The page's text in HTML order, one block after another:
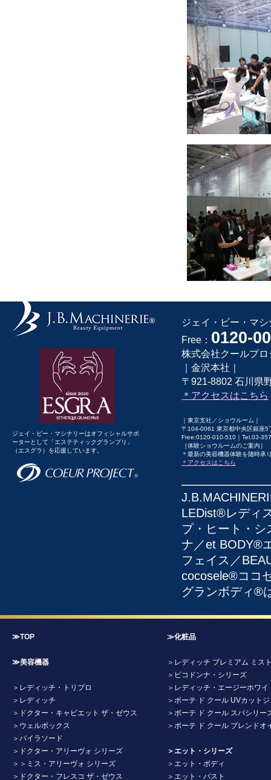
ジェイ・ビー・マシナリーはオフィシャルサポ
ーターとして「エステティックグランプリ」
（エスグラ）を応援しています。
ジェイ・ビー・マ
Free： 0120-
株式会社クールプ
｜金沢本社｜
〒921-8802 石川県
＊アクセスはこちら
｜東京支社／ショウルーム｜
〒104-0061 東京都中央区銀座5
Free:0120-010-510｜Tel.03-
［体験ショウルームのご案内］
＊最新の美容機器体験を随時承
＊アクセスはこちら
LEDist®レディ
プ・ヒート・
ナ／et BODY®
フェイス／
cocosele®ココ
グランボディ®